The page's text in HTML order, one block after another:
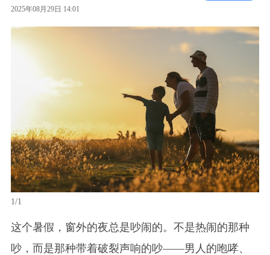
2025年08月29日 14:01
1/1
这个暑假，窗外的夜总是吵闹的。不是热闹的那种
吵，而是那种带着破裂声响的吵——男人的咆哮、